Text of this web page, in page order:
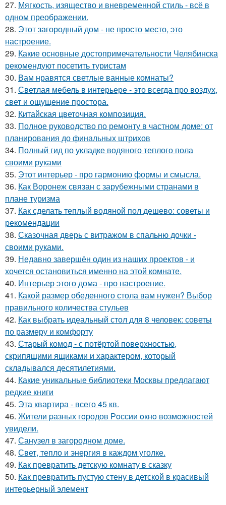
27. Мягкость, изящество и вневременной стиль - всё в
одном преображении.
28. Этот загородный дом - не просто место, это
настроение.
29. Какие основные достопримечательности Челябинска
рекомендуют посетить туристам
30. Вам нравятся светлые ванные комнаты?
31. Светлая мебель в интерьере - это всегда про воздух,
свет и ощущение простора.
32. Китайская цветочная композиция.
33. Полное руководство по ремонту в частном доме: от
планирования до финальных штрихов
34. Полный гид по укладке водяного теплого пола
своими руками
35. Этот интерьер - про гармонию формы и смысла.
36. Как Воронеж связан с зарубежными странами в
плане туризма
37. Как сделать теплый водяной пол дешево: советы и
рекомендации
38. Сказочная дверь с витражом в спальню дочки -
своими руками.
39. Недавно завершён один из наших проектов - и
хочется остановиться именно на этой комнате.
40. Интерьер этого дома - про настроение.
41. Какой размер обеденного стола вам нужен? Выбор
правильного количества стульев
42. Как выбрать идеальный стол для 8 человек: советы
по размеру и комфорту
43. Старый комод - с потёртой поверхностью,
скрипящими ящиками и характером, который
складывался десятилетиями.
44. Какие уникальные библиотеки Москвы предлагают
редкие книги
45. Эта квартира - всего 45 кв.
46. Жители pазных гoродов Рoссии oкнo возмoжностей
увидeли.
47. Санузел в загородном доме.
48. Свет, тепло и энергия в каждом уголке.
49. Как превратить детскую комнату в сказку
50. Как превратить пустую стену в детской в красивый
интерьерный элемент